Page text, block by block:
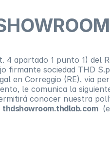
apartado 1 punto 1) del
firmante sociedad THD
en Correggio (RE), via
le comunica la
conocer nuestra
thdshowroom.thdlab.com